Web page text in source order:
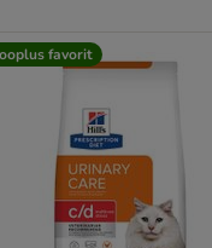
favorit